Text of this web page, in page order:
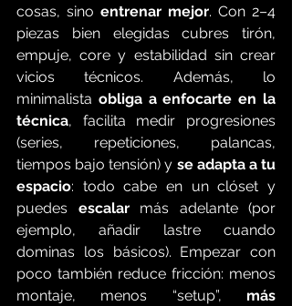
cosas, sino entrenar mejor. Con 2–4
piezas bien elegidas cubres tirón,
empuje, core y estabilidad sin crear
vicios técnicos. Además, lo
minimalista obliga a enfocarte en la
técnica, facilita medir progresiones
(series, repeticiones, palancas,
tiempos bajo tensión) y se adapta a tu
espacio: todo cabe en un clóset y
puedes escalar más adelante (por
ejemplo, añadir lastre cuando
dominas los básicos). Empezar con
poco también reduce fricción: menos
montaje, menos “setup”, más